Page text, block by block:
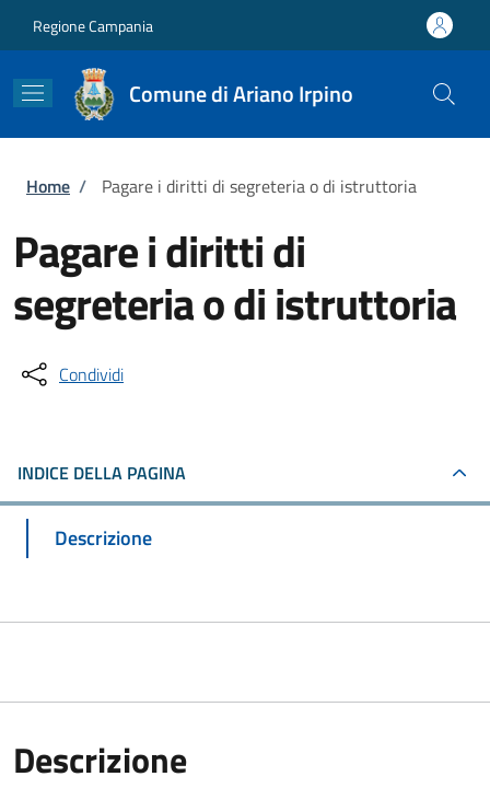
Regione Campania
Comune di Ariano Irpino
Briciole di pane
Home / Pagare i diritti di segreteria o di istruttoria
Pagare i diritti di
segreteria o di istruttoria
Condividi
INDICE DELLA PAGINA
Descrizione
Descrizione